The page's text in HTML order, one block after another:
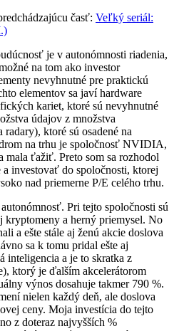
časť: Veľký seriál:
je v autonómnosti riadenia,
na tom ako investor
nevyhnutné pre praktickú
elementov sa javí hardware
kariet, ktoré sú nevyhnutné
údajov z množstva
ktoré sú osadené na
na trhu je spoločnosť NVIDIA,
mala ťažiť. Preto som sa rozhodol
investovať do spoločnosti, ktorej
nad priemerne P/E celého trhu.
Pri tejto spoločnosti sú
a herný priemysel. No
a ešte stále aj ženú akcie doslova
sa k tomu pridal ešte aj
inteligencia a je to skratka z
ktorý je ďalším akcelerátorom
výnos dosahuje takmer 790 %.
nielen každý deň, ale doslova
ceny. Moja investícia do tejto
z doteraz najvyšších %